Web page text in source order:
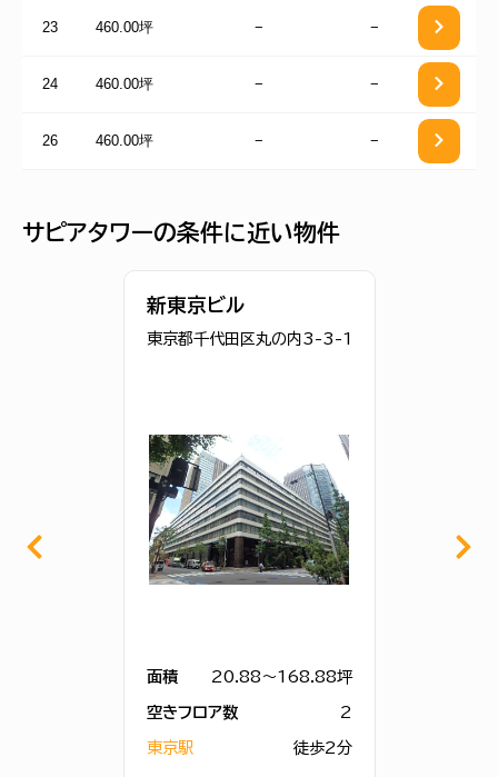
23 460.00坪 − −
24 460.00坪 − −
26 460.00坪 − −
サピアタワーの条件に近い物件
新東京ビル
東京都千代田区丸の内3-3-1
面積 20.88～168.88坪
空きフロア数 2
東京駅 徒歩2分